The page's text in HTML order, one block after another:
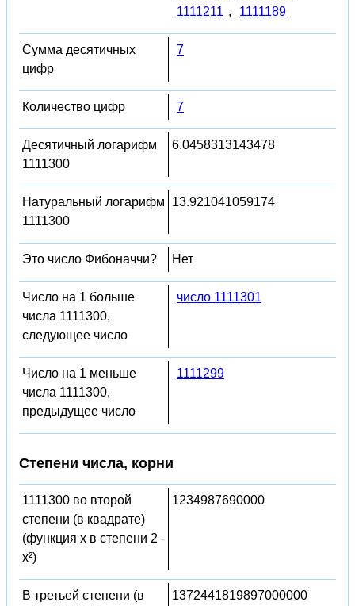
1111211 , 1111189
Сумма десятичных
цифр
7
Количество цифр 7
Десятичный логарифм
1111300
6.0458313143478
Натуральный логарифм
1111300
13.921041059174
Это число Фибоначчи? Нет
Число на 1 больше
числа 1111300,
следующее число
число 1111301
Число на 1 меньше
числа 1111300,
предыдущее число
1111299
Степени числа, корни
1111300 во второй
степени (в квадрате)
(функция x в степени 2 -
x²)
1234987690000
В третьей степени (в
1372441819897000000